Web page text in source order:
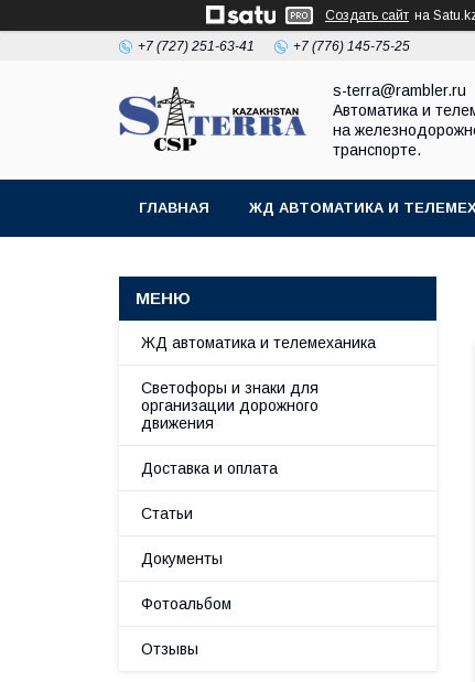
Создать сайт на
+7 (727) 251-63-41 +7 (776) 145-75-25
s-terra@rambler.ru
Автоматика и
на
транспорте.
ГЛАВНАЯ ЖД АВТОМАТИКА И
ЖД автоматика и телемеханика
Светофоры и знаки для
организации дорожного
движения
Доставка и оплата
Статьи
Документы
Фотоальбом
Отзывы